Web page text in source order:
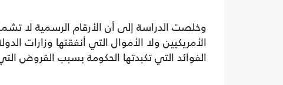
وخلصت الدراسة إلى أن الأرقام الرسمية لا
الأمريكيين ولا الأموال التي أنفقتها وزارات
الفوائد التي تكبدتها الحكومة بسبب القروض